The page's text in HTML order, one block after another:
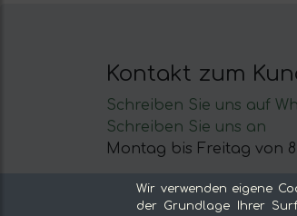
Kontakt zum
Schreiben Sie uns auf
Schreiben Sie uns an
Montag bis Freitag von
Wir verwenden eigene
der Grundlage Ihrer